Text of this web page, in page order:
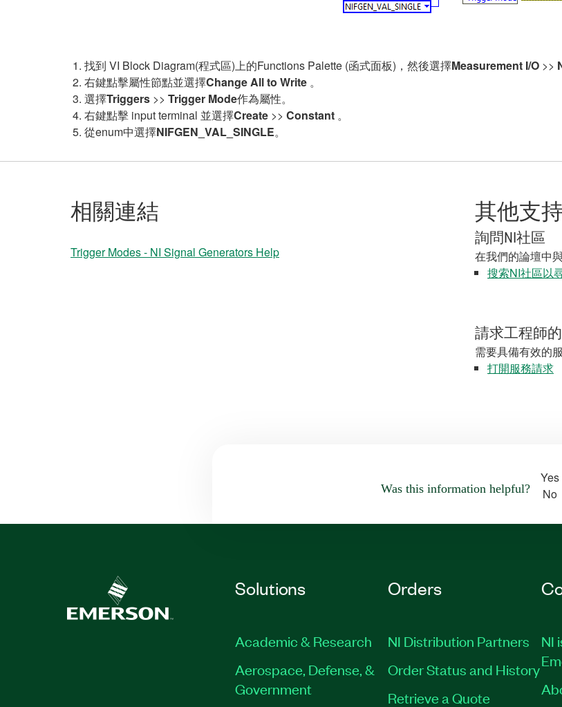
找到 VI Block Diagram(程式區)上的Functions Palette (函式面板)，然後選擇Measurement I/O >>
右鍵點擊屬性節點並選擇Change All to Write 。
選擇Triggers >> Trigger Mode作為屬性。
右鍵點擊 input terminal 並選擇Create >> Constant 。
從enum中選擇NIFGEN_VAL_SINGLE。
相關連結
Trigger Modes - NI Signal Generators Help
其他支
詢問NI社區
在我們的論壇中
搜索NI社區以
請求工程師
需要具備有效的
打開服務請求
Was this information helpful?
Yes
No
Solutions
Academic & Research
Aerospace, Defense, &
Government
Orders
NI Distribution Partners
Order Status and History
Retrieve a Quote
NI